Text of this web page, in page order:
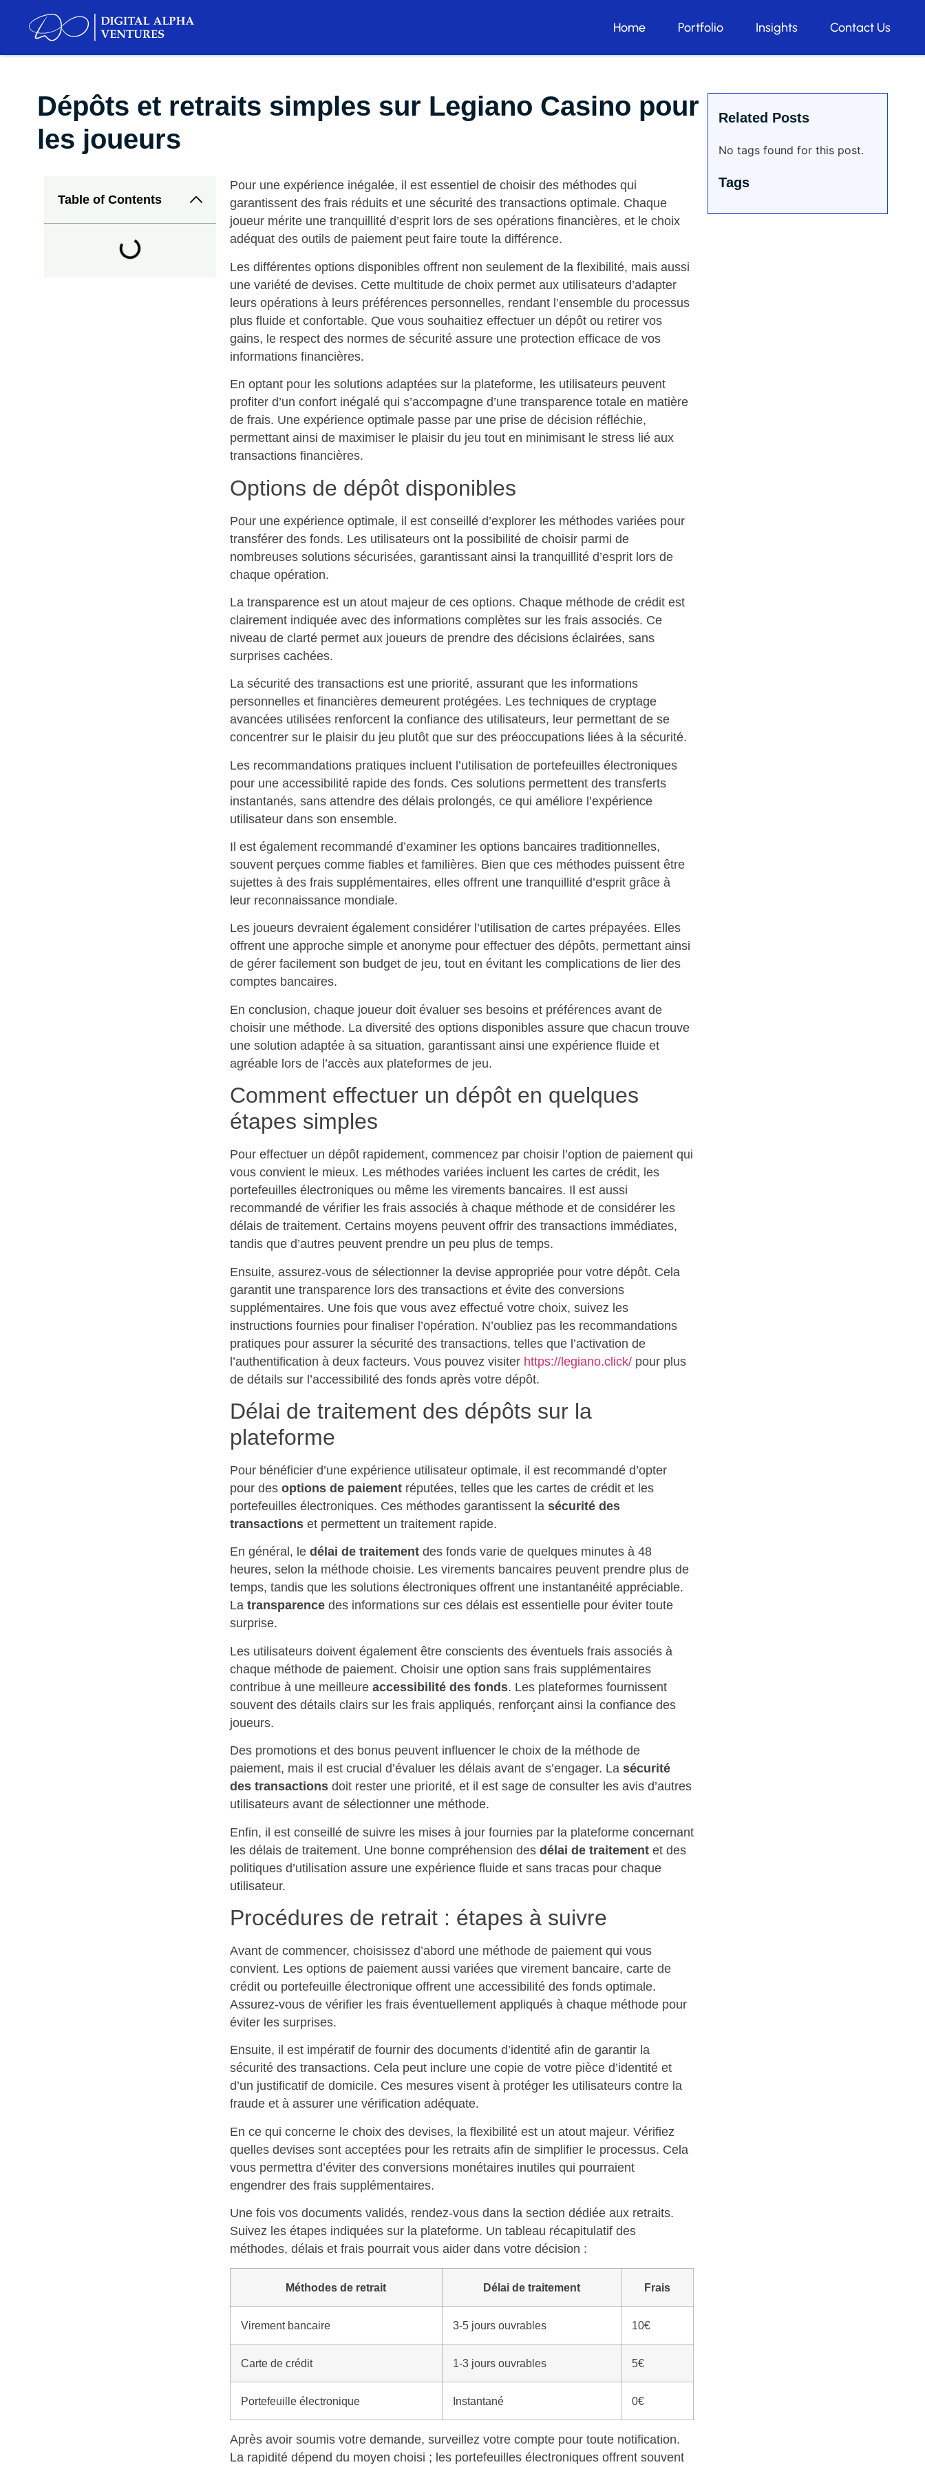
Home Portfolio Insights Contact Us
Dépôts et retraits simples sur Legiano Casino pour
les joueurs
Table of Contents
Pour une expérience inégalée, il est essentiel de choisir des méthodes qui
garantissent des frais réduits et une sécurité des transactions optimale. Chaque
joueur mérite une tranquillité d’esprit lors de ses opérations financières, et le choix
adéquat des outils de paiement peut faire toute la différence.
Les différentes options disponibles offrent non seulement de la flexibilité, mais aussi
une variété de devises. Cette multitude de choix permet aux utilisateurs d’adapter
leurs opérations à leurs préférences personnelles, rendant l’ensemble du processus
plus fluide et confortable. Que vous souhaitiez effectuer un dépôt ou retirer vos
gains, le respect des normes de sécurité assure une protection efficace de vos
informations financières.
En optant pour les solutions adaptées sur la plateforme, les utilisateurs peuvent
profiter d’un confort inégalé qui s’accompagne d’une transparence totale en matière
de frais. Une expérience optimale passe par une prise de décision réfléchie,
permettant ainsi de maximiser le plaisir du jeu tout en minimisant le stress lié aux
transactions financières.
Options de dépôt disponibles
Pour une expérience optimale, il est conseillé d’explorer les méthodes variées pour
transférer des fonds. Les utilisateurs ont la possibilité de choisir parmi de
nombreuses solutions sécurisées, garantissant ainsi la tranquillité d’esprit lors de
chaque opération.
La transparence est un atout majeur de ces options. Chaque méthode de crédit est
clairement indiquée avec des informations complètes sur les frais associés. Ce
niveau de clarté permet aux joueurs de prendre des décisions éclairées, sans
surprises cachées.
La sécurité des transactions est une priorité, assurant que les informations
personnelles et financières demeurent protégées. Les techniques de cryptage
avancées utilisées renforcent la confiance des utilisateurs, leur permettant de se
concentrer sur le plaisir du jeu plutôt que sur des préoccupations liées à la sécurité.
Les recommandations pratiques incluent l’utilisation de portefeuilles électroniques
pour une accessibilité rapide des fonds. Ces solutions permettent des transferts
instantanés, sans attendre des délais prolongés, ce qui améliore l’expérience
utilisateur dans son ensemble.
Il est également recommandé d’examiner les options bancaires traditionnelles,
souvent perçues comme fiables et familières. Bien que ces méthodes puissent être
sujettes à des frais supplémentaires, elles offrent une tranquillité d’esprit grâce à
leur reconnaissance mondiale.
Les joueurs devraient également considérer l’utilisation de cartes prépayées. Elles
offrent une approche simple et anonyme pour effectuer des dépôts, permettant ainsi
de gérer facilement son budget de jeu, tout en évitant les complications de lier des
comptes bancaires.
En conclusion, chaque joueur doit évaluer ses besoins et préférences avant de
choisir une méthode. La diversité des options disponibles assure que chacun trouve
une solution adaptée à sa situation, garantissant ainsi une expérience fluide et
agréable lors de l’accès aux plateformes de jeu.
Comment effectuer un dépôt en quelques
étapes simples
Pour effectuer un dépôt rapidement, commencez par choisir l’option de paiement qui
vous convient le mieux. Les méthodes variées incluent les cartes de crédit, les
portefeuilles électroniques ou même les virements bancaires. Il est aussi
recommandé de vérifier les frais associés à chaque méthode et de considérer les
délais de traitement. Certains moyens peuvent offrir des transactions immédiates,
tandis que d’autres peuvent prendre un peu plus de temps.
Ensuite, assurez-vous de sélectionner la devise appropriée pour votre dépôt. Cela
garantit une transparence lors des transactions et évite des conversions
supplémentaires. Une fois que vous avez effectué votre choix, suivez les
instructions fournies pour finaliser l’opération. N’oubliez pas les recommandations
pratiques pour assurer la sécurité des transactions, telles que l’activation de
l’authentification à deux facteurs. Vous pouvez visiter https://legiano.click/pour plus
de détails sur l’accessibilité des fonds après votre dépôt.
Délai de traitement des dépôts sur la
plateforme
Pour bénéficier d’une expérience utilisateur optimale, il est recommandé d’opter
pour des options de paiementréputées, telles que les cartes de crédit et les
portefeuilles électroniques. Ces méthodes garantissent la sécurité des
transactionset permettent un traitement rapide.
En général, le délai de traitementdes fonds varie de quelques minutes à 48
heures, selon la méthode choisie. Les virements bancaires peuvent prendre plus de
temps, tandis que les solutions électroniques offrent une instantanéité appréciable.
La transparencedes informations sur ces délais est essentielle pour éviter toute
surprise.
Les utilisateurs doivent également être conscients des éventuels frais associés à
chaque méthode de paiement. Choisir une option sans frais supplémentaires
contribue à une meilleure accessibilité des fonds. Les plateformes fournissent
souvent des détails clairs sur les frais appliqués, renforçant ainsi la confiance des
joueurs.
Des promotions et des bonus peuvent influencer le choix de la méthode de
paiement, mais il est crucial d’évaluer les délais avant de s’engager. La sécurité
des transactionsdoit rester une priorité, et il est sage de consulter les avis d’autres
utilisateurs avant de sélectionner une méthode.
Enfin, il est conseillé de suivre les mises à jour fournies par la plateforme concernant
les délais de traitement. Une bonne compréhension des délai de traitementet des
politiques d’utilisation assure une expérience fluide et sans tracas pour chaque
utilisateur.
Procédures de retrait : étapes à suivre
Avant de commencer, choisissez d’abord une méthode de paiement qui vous
convient. Les options de paiement aussi variées que virement bancaire, carte de
crédit ou portefeuille électronique offrent une accessibilité des fonds optimale.
Assurez-vous de vérifier les frais éventuellement appliqués à chaque méthode pour
éviter les surprises.
Ensuite, il est impératif de fournir des documents d’identité afin de garantir la
sécurité des transactions. Cela peut inclure une copie de votre pièce d’identité et
d’un justificatif de domicile. Ces mesures visent à protéger les utilisateurs contre la
fraude et à assurer une vérification adéquate.
En ce qui concerne le choix des devises, la flexibilité est un atout majeur. Vérifiez
quelles devises sont acceptées pour les retraits afin de simplifier le processus. Cela
vous permettra d’éviter des conversions monétaires inutiles qui pourraient
engendrer des frais supplémentaires.
Une fois vos documents validés, rendez-vous dans la section dédiée aux retraits.
Suivez les étapes indiquées sur la plateforme. Un tableau récapitulatif des
méthodes, délais et frais pourrait vous aider dans votre décision :
Méthodes de retrait Délai de traitement Frais
Virement bancaire 3-5 jours ouvrables 10€
Carte de crédit 1-3 jours ouvrables 5€
Portefeuille électronique Instantané 0€
Après avoir soumis votre demande, surveillez votre compte pour toute notification.
La rapidité dépend du moyen choisi ; les portefeuilles électroniques offrent souvent
Related Posts
No tags found for this post.
Tags